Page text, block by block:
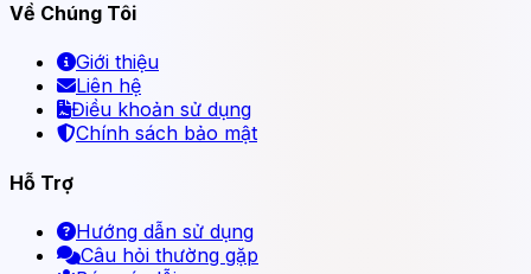
Về Chúng Tôi
Giới thiệu
Liên hệ
Điều khoản sử dụng
Chính sách bảo mật
Hỗ Trợ
Hướng dẫn sử dụng
Câu hỏi thường gặp